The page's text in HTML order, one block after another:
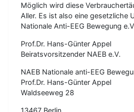
Möglich wird diese
Aller. Es ist also eine gesetzliche
Nationale Anti-EEG Bewegung
Prof.Dr. Hans-Günter Appel
Beiratsvorsitzender NAEB e.V.
NAEB Nationale anti-EEG
Prof.Dr. Hans-Günter Appel
Waldseeweg 28
13467 Berlin